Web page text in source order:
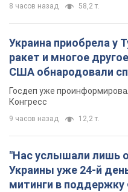
8 часов назад 58,2 т.
Украина приобрела у
ракет и многое
США обнародовали
Госдеп уже
Конгресс
9 часов назад 12,2 т.
"Нас услышали лишь
Украины уже 24-й
митинги в